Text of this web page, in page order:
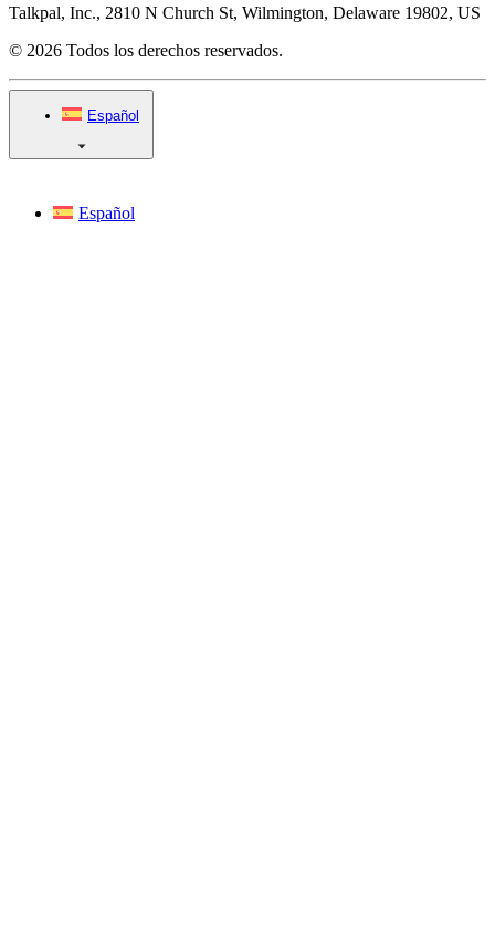
Talkpal, Inc., 2810 N Church St, Wilmington, Delaware 19802, US
© 2026 Todos los derechos reservados.
Español
Español